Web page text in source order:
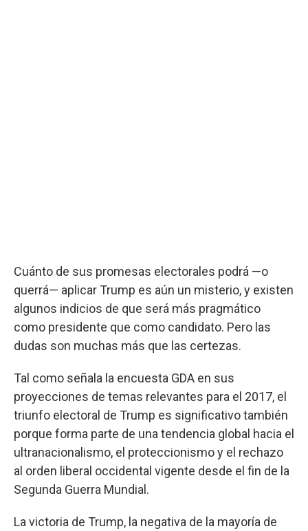
Cuánto de sus promesas electorales podrá —o
querrá— aplicar Trump es aún un misterio, y existen
algunos indicios de que será más pragmático
como presidente que como candidato. Pero las
dudas son muchas más que las certezas.
Tal como señala la encuesta GDA en sus
proyecciones de temas relevantes para el 2017, el
triunfo electoral de Trump es significativo también
porque forma parte de una tendencia global hacia el
ultranacionalismo, el proteccionismo y el rechazo
al orden liberal occidental vigente desde el fin de la
Segunda Guerra Mundial.
La victoria de Trump, la negativa de la mayoría de